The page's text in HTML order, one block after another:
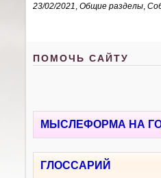
23/02/2021 ,Общие разделы ,
ПОМОЧЬ САЙТУ
МЫСЛЕФОРМА НА
ГЛОССАРИЙ